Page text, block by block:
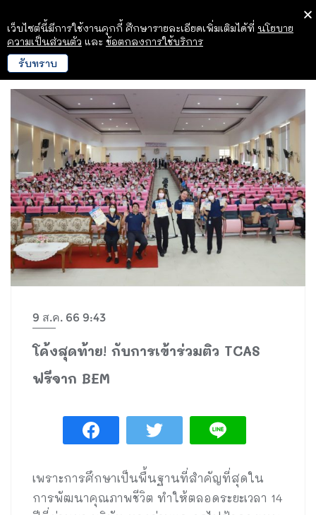
9 ส.ค. 66 9:43
โค้งสุดท้าย! กับการเข้าร่วมติว TCAS
ฟรีจาก BEM
เพราะการศึกษาเป็นพื้นฐานที่สำคัญที่สุดใน
การพัฒนาคุณภาพชีวิต ทำให้ตลอดระยะเวลา 14
เว็บไซต์นี้มีการใช้งานคุกกี้ ศึกษารายละเอียดเพิ่มเติมได้ที่ นโยบาย
ความเป็นส่วนตัว และ ข้อตกลงการใช้บริการ
รับทราบ